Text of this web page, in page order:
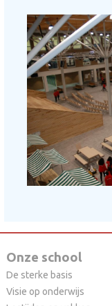
Onze school
De sterke basis
Visie op onderwijs